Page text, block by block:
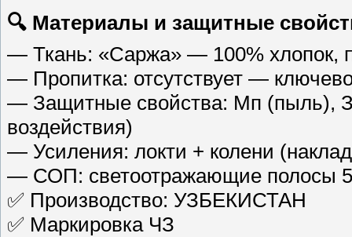
🔍 Материалы и защитные
— Ткань: «Саржа» — 100% хлопок,
— Пропитка: отсутствует —
— Защитные свойства: Мп (пыль), З
воздействия)
— Усиления: локти + колени
— СОП: светоотражающие полосы
✅ Производство: УЗБЕКИСТАН
✅ Маркировка ЧЗ